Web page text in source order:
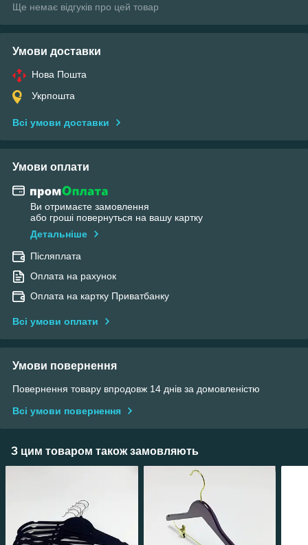
Ще немає відгуків про цей товар
Умови доставки
Нова Пошта
Укрпошта
Всі умови доставки
Умови оплати
Ви отримаєте замовлення
або гроші повернуться на вашу картку
Детальніше
Післяплата
Оплата на рахунок
Оплата на картку Приватбанку
Всі умови оплати
Умови повернення
Повернення товару впродовж 14 днів за домовленістю
Всі умови повернення
З цим товаром також замовляють